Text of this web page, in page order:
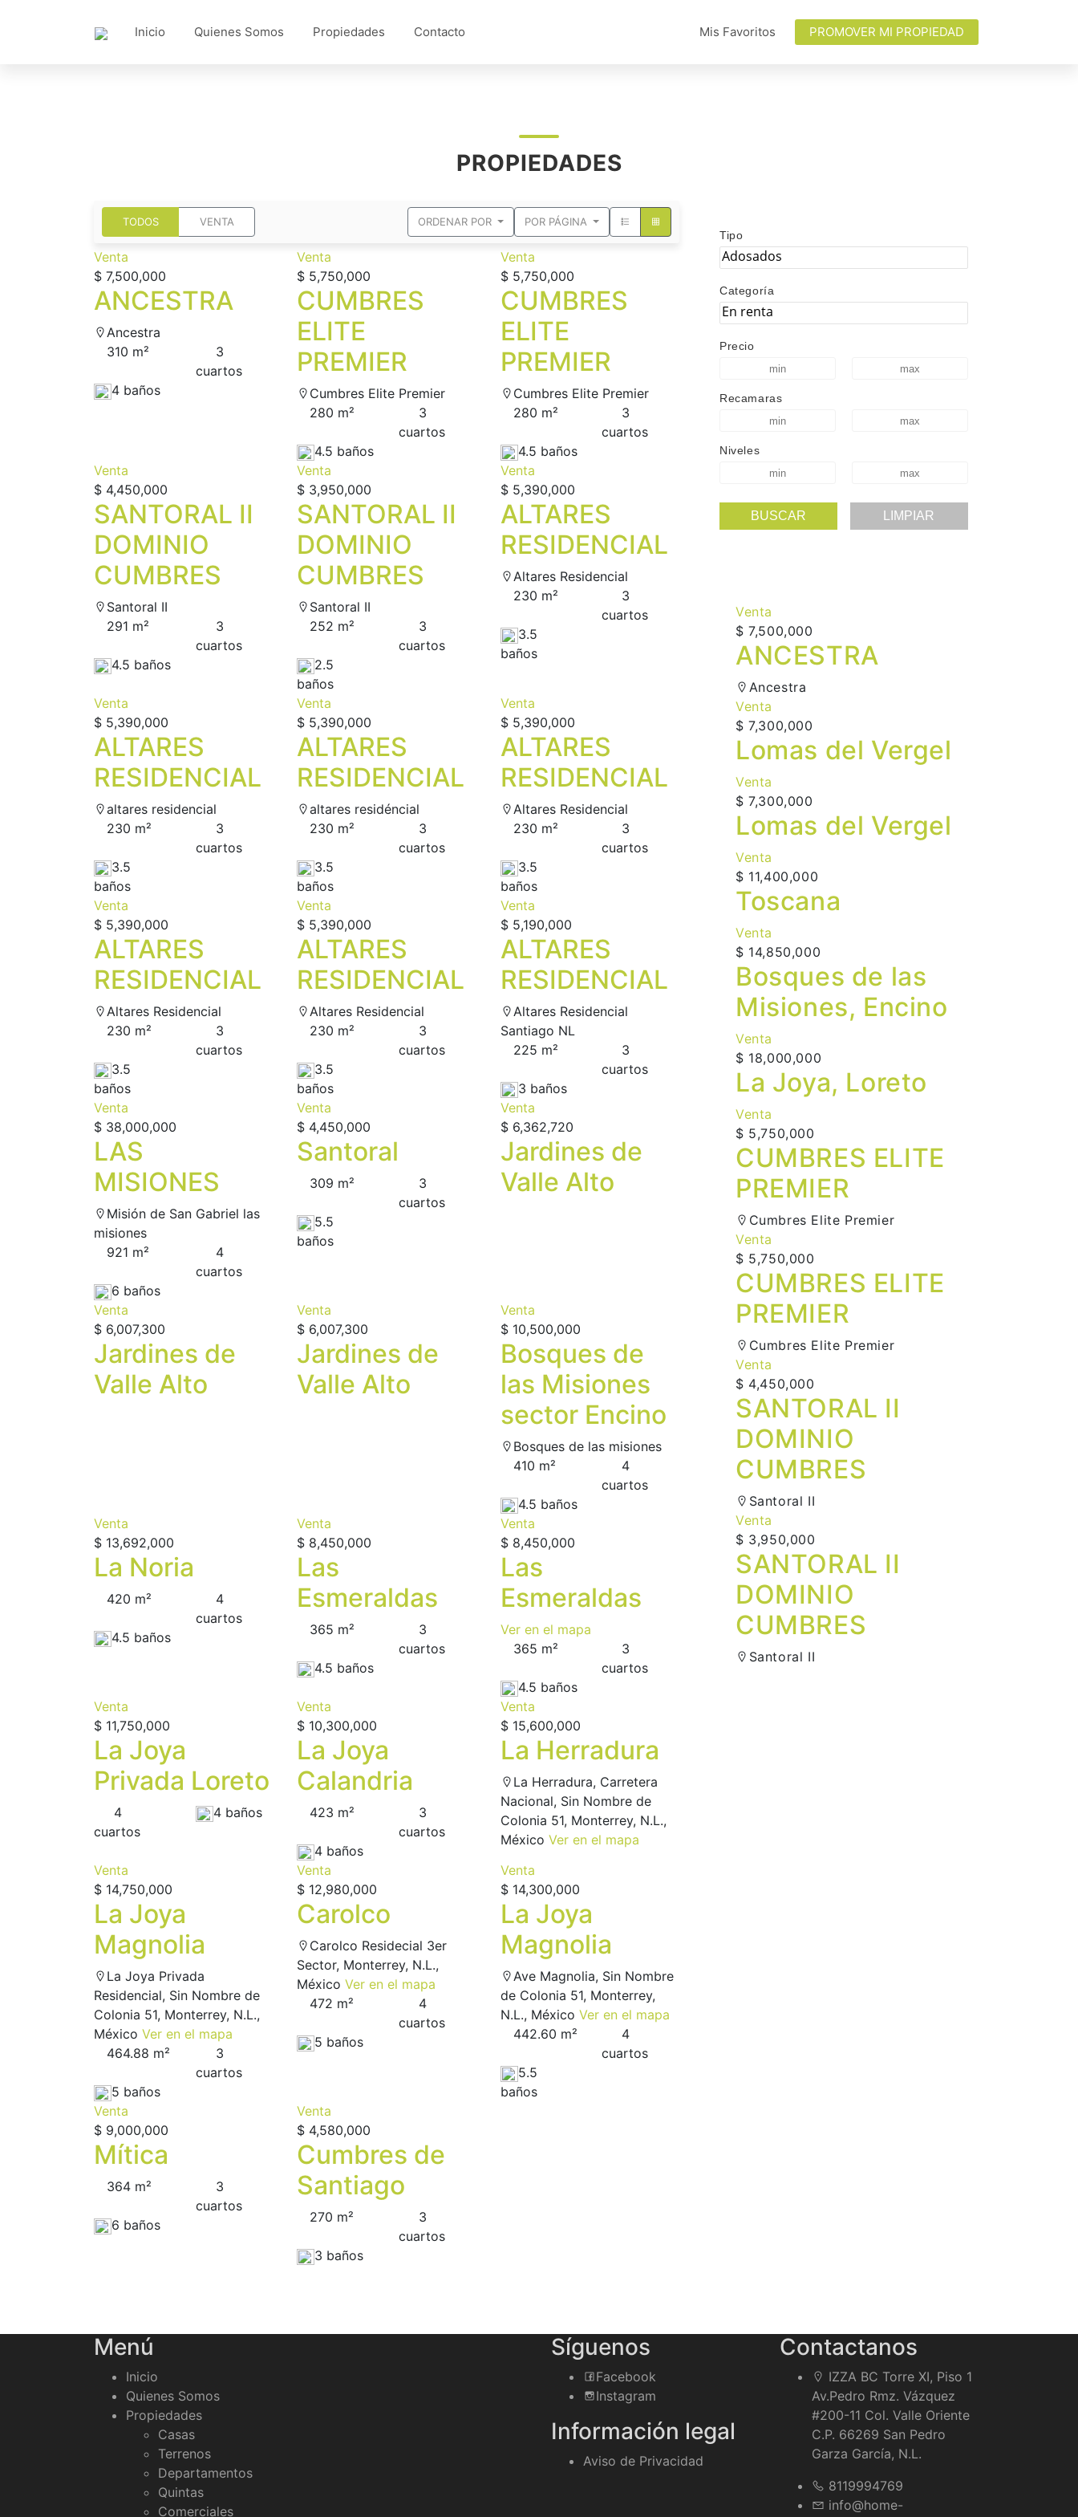
Inicio Quienes Somos Propiedades Contacto Mis Favoritos PROMOVER MI PROPIEDAD
PROPIEDADES
TODOS VENTA ORDENAR POR POR PÁGINA
Venta
$ 7,500,000
ANCESTRA
Ancestra
310 m²
3
сuartos
4 baños
Venta
$ 5,750,000
CUMBRES
ELITE
PREMIER
Cumbres Elite Premier
280 m²
3
сuartos
4.5 baños
Venta
$ 5,750,000
CUMBRES
ELITE
PREMIER
Cumbres Elite Premier
280 m²
3
сuartos
4.5 baños
Venta
$ 4,450,000
SANTORAL II
DOMINIO
CUMBRES
Santoral II
291 m²
3
сuartos
4.5 baños
Venta
$ 3,950,000
SANTORAL II
DOMINIO
CUMBRES
Santoral II
252 m²
3
сuartos
2.5
baños
Venta
$ 5,390,000
ALTARES
RESIDENCIAL
Altares Residencial
230 m²
3
сuartos
3.5
baños
Venta
$ 5,390,000
ALTARES
RESIDENCIAL
altares residencial
230 m²
3
сuartos
3.5
baños
Venta
$ 5,390,000
ALTARES
RESIDENCIAL
altares residéncial
230 m²
3
сuartos
3.5
baños
Venta
$ 5,390,000
ALTARES
RESIDENCIAL
Altares Residencial
230 m²
3
сuartos
3.5
baños
Venta
$ 5,390,000
ALTARES
RESIDENCIAL
Altares Residencial
230 m²
3
сuartos
3.5
baños
Venta
$ 5,390,000
ALTARES
RESIDENCIAL
Altares Residencial
230 m²
3
сuartos
3.5
baños
Venta
$ 5,190,000
ALTARES
RESIDENCIAL
Altares Residencial
Santiago NL
225 m²
3
сuartos
3 baños
Venta
$ 38,000,000
LAS
MISIONES
Misión de San Gabriel las
misiones
921 m²
4
сuartos
6 baños
Venta
$ 4,450,000
Santoral
309 m²
3
сuartos
5.5
baños
Venta
$ 6,362,720
Jardines de
Valle Alto
Venta
$ 6,007,300
Jardines de
Valle Alto
Venta
$ 6,007,300
Jardines de
Valle Alto
Venta
$ 10,500,000
Bosques de
las Misiones
sector Encino
Bosques de las misiones
410 m²
4
сuartos
4.5 baños
Venta
$ 13,692,000
La Noria
420 m²
4
сuartos
4.5 baños
Venta
$ 8,450,000
Las
Esmeraldas
365 m²
3
сuartos
4.5 baños
Venta
$ 8,450,000
Las
Esmeraldas
Ver en el mapa
365 m²
3
сuartos
4.5 baños
Venta
$ 11,750,000
La Joya
Privada Loreto
4
сuartos
4 baños
Venta
$ 10,300,000
La Joya
Calandria
423 m²
3
сuartos
4 baños
Venta
$ 15,600,000
La Herradura
La Herradura, Carretera
Nacional, Sin Nombre de
Colonia 51, Monterrey, N.L.,
México Ver en el mapa
Venta
$ 14,750,000
La Joya
Magnolia
La Joya Privada
Residencial, Sin Nombre de
Colonia 51, Monterrey, N.L.,
México Ver en el mapa
464.88 m²
3
сuartos
5 baños
Venta
$ 12,980,000
Carolco
Carolco Residecial 3er
Sector, Monterrey, N.L.,
México Ver en el mapa
472 m²
4
сuartos
5 baños
Venta
$ 14,300,000
La Joya
Magnolia
Ave Magnolia, Sin Nombre
de Colonia 51, Monterrey,
N.L., México Ver en el mapa
442.60 m²
4
сuartos
5.5
baños
Venta
$ 9,000,000
Mítica
364 m²
3
сuartos
6 baños
Venta
$ 4,580,000
Cumbres de
Santiago
270 m²
3
сuartos
3 baños
Tipo
Categoría
Precio
Recamaras
Niveles
Venta
$ 7,500,000
ANCESTRA
Ancestra
Venta
$ 7,300,000
Lomas del Vergel
Venta
$ 7,300,000
Lomas del Vergel
Venta
$ 11,400,000
Toscana
Venta
$ 14,850,000
Bosques de las
Misiones, Encino
Venta
$ 18,000,000
La Joya, Loreto
Venta
$ 5,750,000
CUMBRES ELITE
PREMIER
Cumbres Elite Premier
Venta
$ 5,750,000
CUMBRES ELITE
PREMIER
Cumbres Elite Premier
Venta
$ 4,450,000
SANTORAL II
DOMINIO
CUMBRES
Santoral II
Venta
$ 3,950,000
SANTORAL II
DOMINIO
CUMBRES
Santoral II
Menú
Inicio
Quienes Somos
Propiedades
Casas
Terrenos
Departamentos
Quintas
Comerciales
Síguenos
Facebook
Instagram
Información legal
Aviso de Privacidad
Contactanos
IZZA BC Torre XI, Piso 1
Av.Pedro Rmz. Vázquez
#200-11 Col. Valle Oriente
C.P. 66269 San Pedro
Garza García, N.L.
8119994769
info@home-